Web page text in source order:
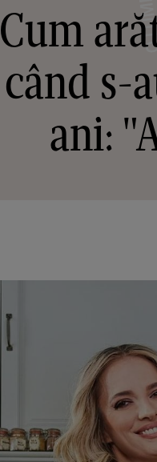
Cum
când s-
ani: